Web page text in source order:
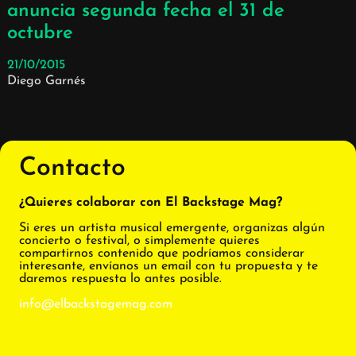
anuncia segunda fecha el 31 de
octubre
21/10/2015
Diego Garnés
Contacto
¿Quieres colaborar con El Backstage Mag?
Si eres un artista musical emergente, organizas algún
concierto o festival, o simplemente quieres
compartirnos contenido que podríamos considerar
interesante, envíanos un email con tu propuesta y te
daremos respuesta lo antes posible.
info@elbackstagemag.com